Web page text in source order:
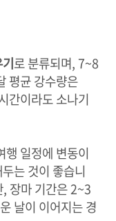
로 분류되며, 7~8
평균 강수량은
이라도 소나기
행 일정에 변동이
는 것이 좋습니
장마 기간은 2~3
날이 이어지는 경